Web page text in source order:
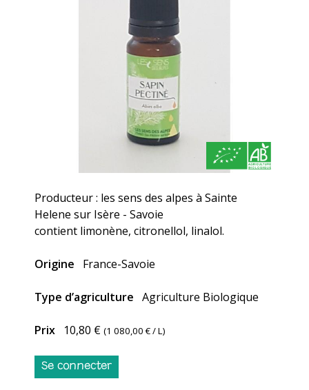
Producteur : les sens des alpes à Sainte
Helene sur Isère - Savoie
contient limonène, citronellol, linalol.
Origine France-Savoie
Type d’agriculture Agriculture Biologique
Prix 10,80 € (1 080,00 €/ L)
Se connecter